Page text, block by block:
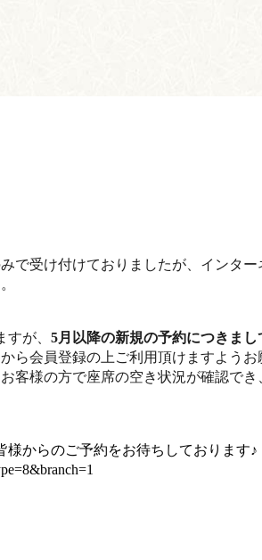
で受け付けておりましたが、インター
が、 5月以降の新規の予約につきまし
ら会員登録の上ご利用頂けますようお
客様の方で座席の空き状況が確認でき
様からのご予約をお待ちしております♪